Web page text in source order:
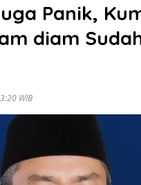
Panik,
diam
WIB